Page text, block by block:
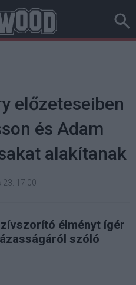
előzeteseiben
és Adam
alakítanak
17:00
élményt ígér
szóló